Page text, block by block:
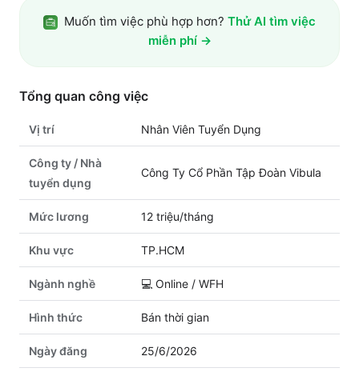
Muốn tìm việc phù hợp hơn? Thử AI tìm việc
miễn phí →
Tổng quan công việc
Vị trí Nhân Viên Tuyển Dụng
Công ty / Nhà
tuyển dụng
Công Ty Cổ Phần Tập Đoàn Vibula
Mức lương 12 triệu/tháng
Khu vực TP.HCM
Ngành nghề 💻 Online / WFH
Hình thức Bán thời gian
Ngày đăng 25/6/2026